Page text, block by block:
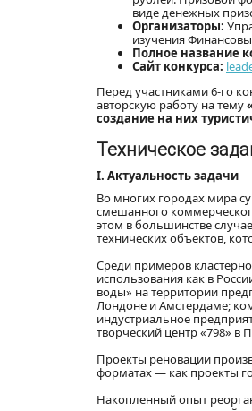
виде денежных
Организаторы:
изучения
Полное название
Сайт конкурса:
Перед участниками 6-го
авторскую работу на тему
создание на них
Техническое
I. Актуальность задачи
Во многих городах мира
смешанного
этом в большинстве
технических объектов,
Среди примеров
использования как в
воды» на территории
Лондоне и Амстердаме;
индустриальное
творческий центр «798» в
Проекты реновации
форматах — как проекты
Накопленный опыт